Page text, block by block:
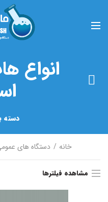
انواع
دسته
خانه دستگاه های
مشاهده فیلترها